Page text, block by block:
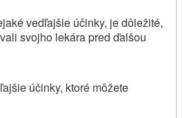
vedľajšie účinky, je dôležité,
svojho lekára pred ďalšou
účinky, ktoré môžete